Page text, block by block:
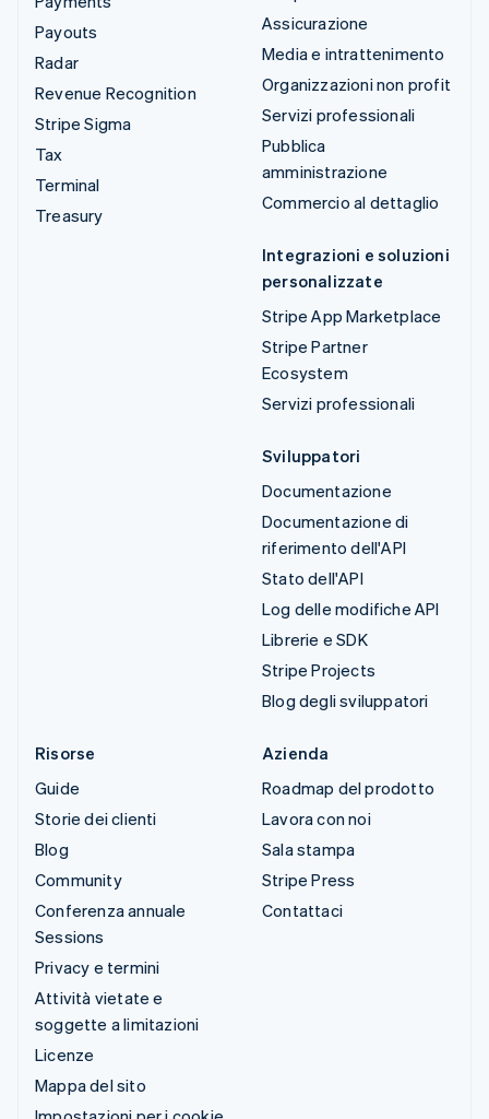
Payouts
Radar
Revenue Recognition
Stripe Sigma
Tax
Terminal
Treasury
Assicurazione
Media e intrattenimento
Organizzazioni non profit
Servizi professionali
Pubblica
amministrazione
Commercio al dettaglio
Integrazioni e soluzioni
personalizzate
Stripe App Marketplace
Stripe Partner
Ecosystem
Servizi professionali
Sviluppatori
Documentazione
Documentazione di
riferimento dell'API
Stato dell'API
Log delle modifiche API
Librerie e SDK
Stripe Projects
Blog degli sviluppatori
Risorse
Guide
Storie dei clienti
Blog
Community
Conferenza annuale
Sessions
Privacy e termini
Attività vietate e
soggette a limitazioni
Licenze
Mappa del sito
Azienda
Roadmap del prodotto
Lavora con noi
Sala stampa
Stripe Press
Contattaci